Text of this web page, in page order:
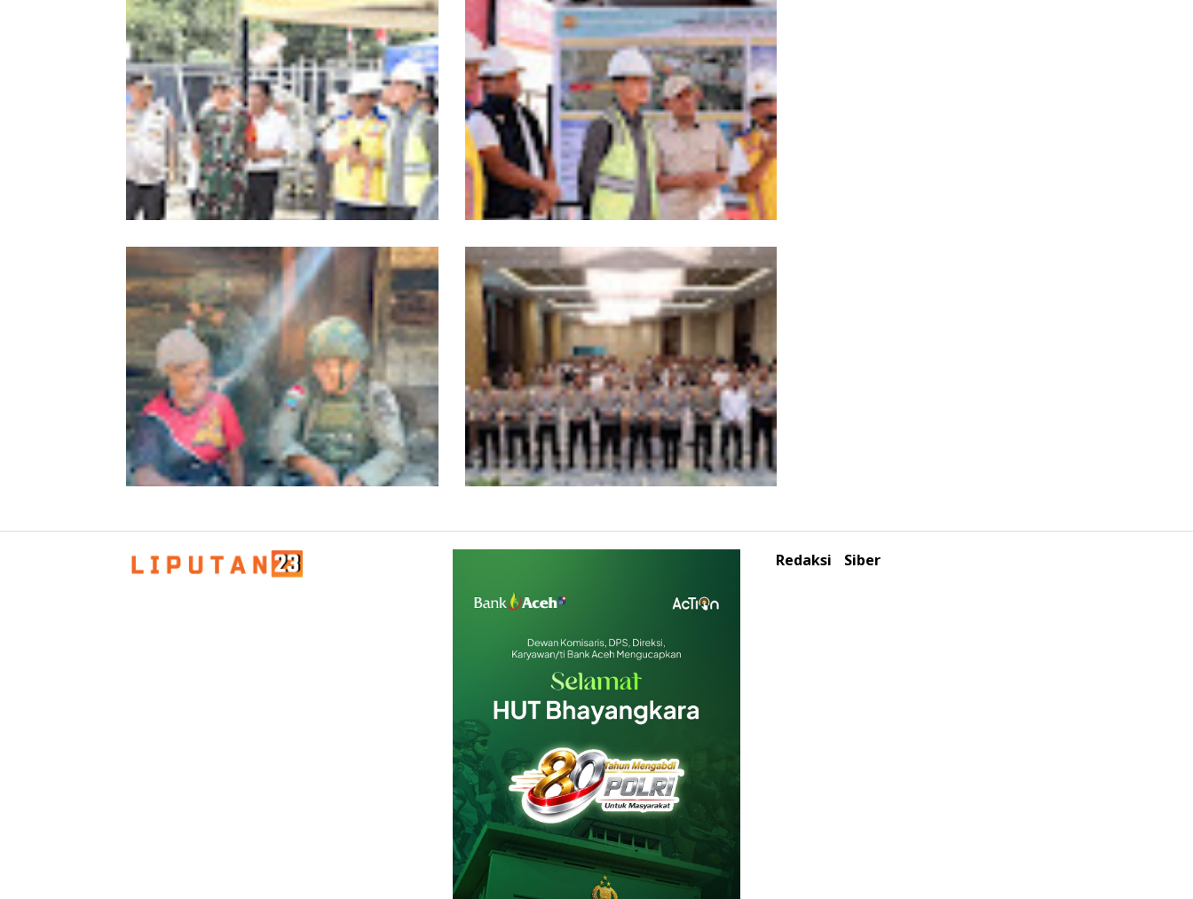
Kombes Andi Kirana Diperiksa Mabes
Polri, Kapolda Tunjuk Kabid TIK sebagai
Pelaksana Tugas Kapolresta Banda Aceh
HUT ke-53 Bank Aceh: Momentum
Memperkuat Amanah, Menumbuhkan
Keberkahan Bagi Aceh
Kapolda Aceh Bersama Forkopimda
Sambut Kunjungan Kerja Wakil Presiden
RI di Kabupaten Bireuen
Wagub Aceh dampingi Wapres Gibran
Kunjungi Aceh, Pastikan Pemulihan
Pascabencana Hidrometeorologi
Patroli Humanis Satgas Kepolisian Ops
Tegaskan SDM Unggul Kunci Pelayanan
Polri yang Profesional dan Humanis
Redaksi Siber